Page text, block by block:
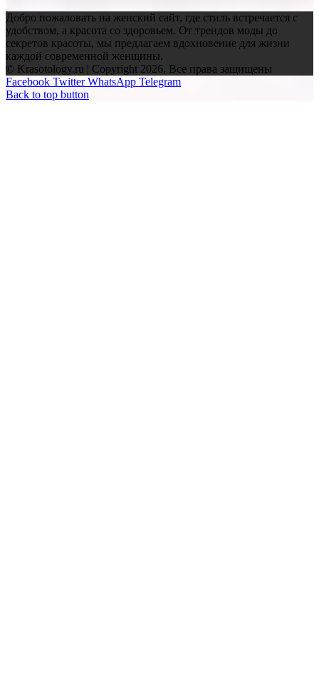
Добро пожаловать на женский сайт, где стиль встречается с
удобством, а красота со здоровьем. От трендов моды до
секретов красоты, мы предлагаем вдохновение для жизни
каждой современной женщины.
© Krasotology.ru | Copyright 2026, Все права защищены
Facebook Twitter WhatsApp Telegram
Back to top button